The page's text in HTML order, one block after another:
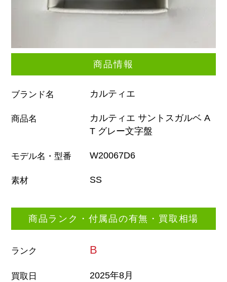
商品情報
ブランド名 カルティエ
商品名
カルティエ サントスガルベ A
T グレー文字盤
モデル名・型番 W20067D6
素材 SS
商品ランク・付属品の有無・買取相場
ランク B
買取日 2025年8月